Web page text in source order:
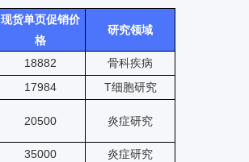
现货单页促销价
格
研究领域
18882
骨科疾病
17984 T细胞研究
20500 炎症研究
35000 炎症研究